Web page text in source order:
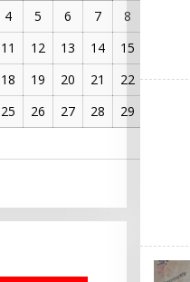
4 5 6 7
8
11 12 13 14
15
18 19 20 21
22
25 26 27 28
29